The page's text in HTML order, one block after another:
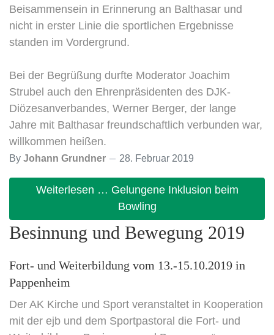
Beisammensein in Erinnerung an Balthasar und
nicht in erster Linie die sportlichen Ergebnisse
standen im Vordergrund.
Bei der Begrüßung durfte Moderator Joachim
Strubel auch den Ehrenpräsidenten des DJK-
Diözesanverbandes, Werner Berger, der lange
Jahre mit Balthasar freundschaftlich verbunden war,
willkommen heißen.
By Johann Grundner 28. Februar 2019
Weiterlesen … Gelungene Inklusion beim
Bowling
Besinnung und Bewegung 2019
Fort- und Weiterbildung vom 13.-15.10.2019 in
Pappenheim
Der AK Kirche und Sport veranstaltet in Kooperation
mit der ejb und dem Sportpastoral die Fort- und